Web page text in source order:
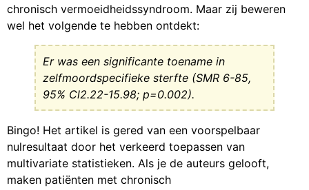
chronisch vermoeidheidssyndroom. Maar zij beweren
wel het volgende te hebben ontdekt:
Er was een significante toename in
zelfmoordspecifieke sterfte (SMR 6-85,
95% Cl2.22-15.98; p=0.002).
Bingo! Het artikel is gered van een voorspelbaar
nulresultaat door het verkeerd toepassen van
multivariate statistieken. Als je de auteurs gelooft,
maken patiënten met chronisch